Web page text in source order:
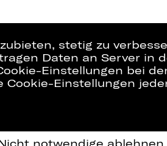
stetig zu
Daten an Server in
Einstellungen bei
Einstellungen
notwendige ablehnen